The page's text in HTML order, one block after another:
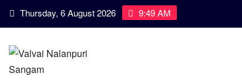
Skip Thursday, 6 August 2026 9:49 AM